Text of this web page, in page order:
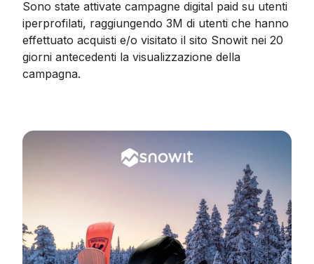
Sono state attivate campagne digital paid su utenti
iperprofilati, raggiungendo 3M di utenti che hanno
effettuato acquisti e/o visitato il sito Snowit nei 20
giorni antecedenti la visualizzazione della
campagna.